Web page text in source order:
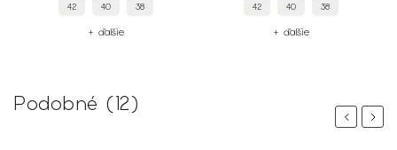
42 40 38
Podobné (12)
PreviousNext